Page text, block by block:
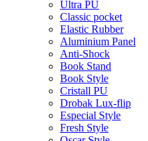
Ultra PU
Classic pocket
Elastic Rubber
Aluminium Panel
Anti-Shock
Book Stand
Book Style
Cristall PU
Drobak Lux-flip
Especial Style
Fresh Style